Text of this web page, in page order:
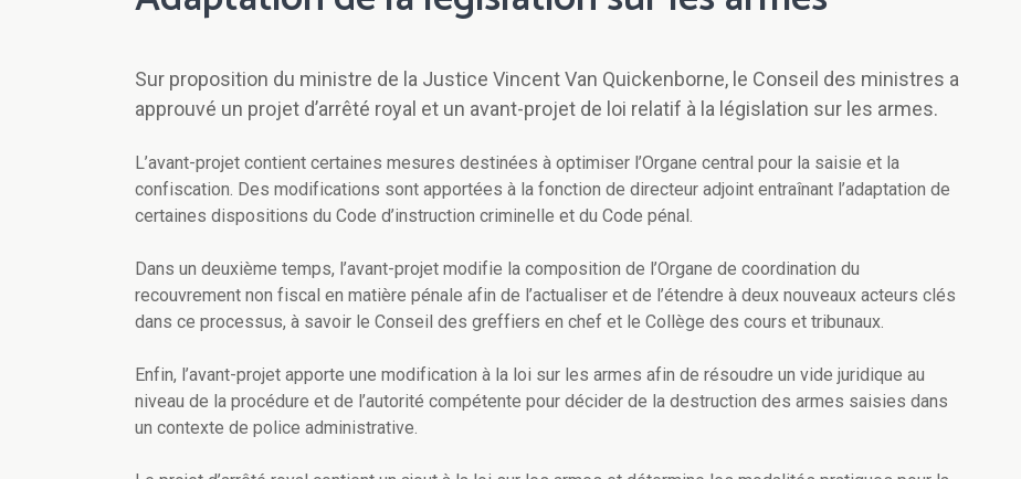
Sur proposition du ministre de la Justice Vincent Van Quickenborne, le Conseil des ministres a
approuvé un projet d’arrêté royal et un avant-projet de loi relatif à la législation sur les armes.
L’avant-projet contient certaines mesures destinées à optimiser l’Organe central pour la saisie et la
confiscation. Des modifications sont apportées à la fonction de directeur adjoint entraînant l’adaptation de
certaines dispositions du Code d’instruction criminelle et du Code pénal.
Dans un deuxième temps, l’avant-projet modifie la composition de l’Organe de coordination du
recouvrement non fiscal en matière pénale afin de l’actualiser et de l’étendre à deux nouveaux acteurs clés
dans ce processus, à savoir le Conseil des greffiers en chef et le Collège des cours et tribunaux.
Enfin, l’avant-projet apporte une modification à la loi sur les armes afin de résoudre un vide juridique au
niveau de la procédure et de l’autorité compétente pour décider de la destruction des armes saisies dans
un contexte de police administrative.